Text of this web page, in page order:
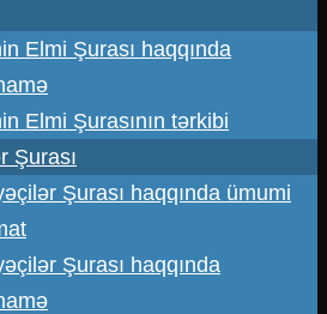
Elmi Şurası haqqında
Elmi Şurasının tərkibi
Şurası
Şurası haqqında ümumi
Şurası haqqında